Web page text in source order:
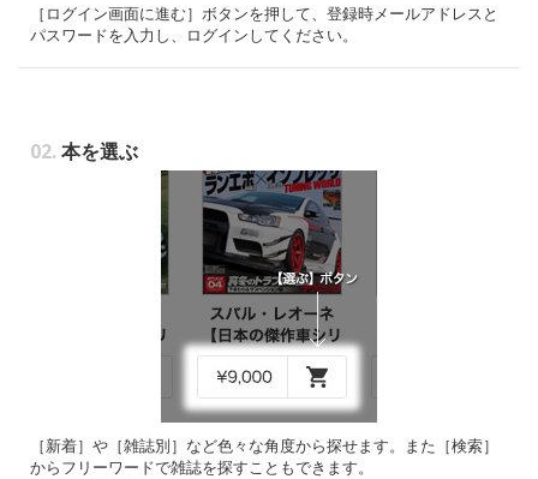
［ログイン画面に進む］ボタンを押して、登録時メールアドレスと
パスワードを入力し、ログインしてください。
02. 本を選ぶ
［新着］や［雑誌別］など色々な角度から探せます。また［検索］
からフリーワードで雑誌を探すこともできます。